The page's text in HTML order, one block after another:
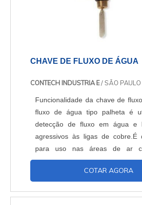
CHAVE DE FLUXO DE ÁGUA
CONTECH INDUSTRIA E/ SÃO PAULO
Funcionalidade da chave de
fluxo de água tipo palheta é
detecção de fluxo em água e
agressivos às ligas de cobre.É
para uso nas áreas de ar
segurança de incêndio,
mecânicas e plásticas, assim
qualquer situação em que se
COTAR AGORA